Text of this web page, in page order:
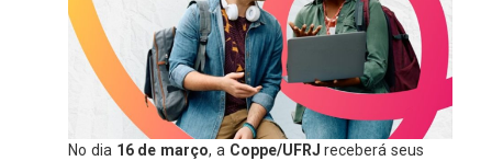
No dia 16 de março, a Coppe/UFRJ receberá seus